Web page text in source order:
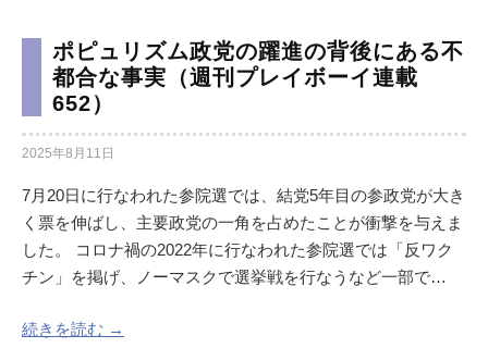
ポピュリズム政党の躍進の背後にある不
都合な事実（週刊プレイボーイ連載
652）
2025年8月11日
7月20日に行なわれた参院選では、結党5年目の参政党が大き
く票を伸ばし、主要政党の一角を占めたことが衝撃を与えま
した。 コロナ禍の2022年に行なわれた参院選では「反ワク
チン」を掲げ、ノーマスクで選挙戦を行なうなど一部で…
続きを読む →